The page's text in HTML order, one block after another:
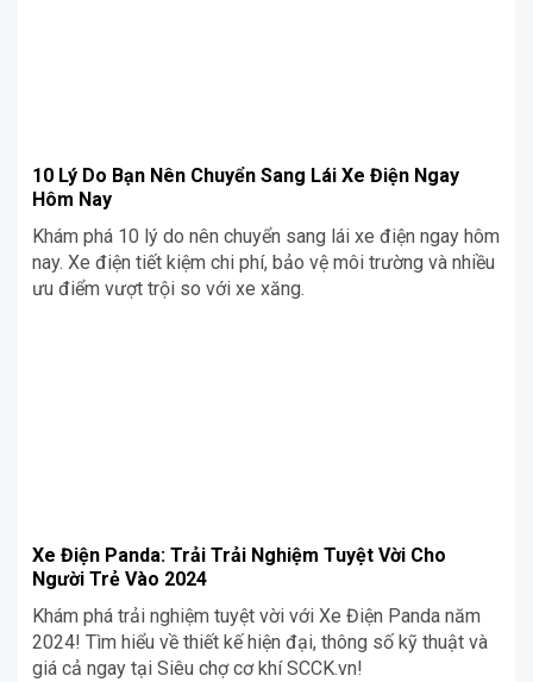
10 Lý Do Bạn Nên Chuyển Sang Lái Xe Điện Ngay
Hôm Nay
Khám phá 10 lý do nên chuyển sang lái xe điện ngay hôm
nay. Xe điện tiết kiệm chi phí, bảo vệ môi trường và nhiều
ưu điểm vượt trội so với xe xăng.
Xe Điện Panda: Trải Trải Nghiệm Tuyệt Vời Cho
Người Trẻ Vào 2024
Khám phá trải nghiệm tuyệt vời với Xe Điện Panda năm
2024! Tìm hiểu về thiết kế hiện đại, thông số kỹ thuật và
giá cả ngay tại Siêu chợ cơ khí SCCK.vn!